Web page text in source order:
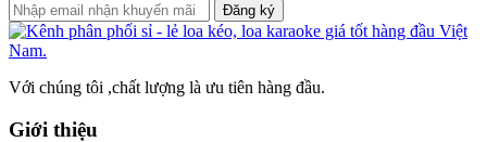
Đăng ký
Với chúng tôi ,chất lượng là ưu tiên hàng đầu.
Giới thiệu